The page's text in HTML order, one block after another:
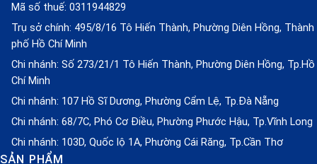
Mã số thuế: 0311944829
Trụ sở chính: 495/8/16 Tô Hiến Thành, Phường Diên Hồng, Thành
phố Hồ Chí Minh
Chi nhánh: Số 273/21/1 Tô Hiến Thành, Phường Diên Hồng, Tp.Hồ
Chí Minh
Chi nhánh: 107 Hồ Sĩ Dương, Phường Cẩm Lệ, Tp.Đà Nẵng
Chi nhánh: 68/7C, Phó Cơ Điều, Phường Phước Hậu, Tp.Vĩnh Long
Chi nhánh: 103D, Quốc lộ 1A, Phường Cái Răng, Tp.Cần Thơ
SẢN PHẨM